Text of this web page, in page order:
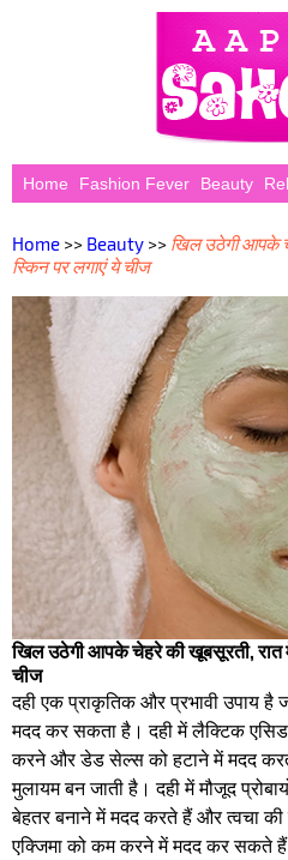
Home Fashion Fever Beauty
Home >> Beauty >> खिल उठेगी आपके
स्किन पर लगाएं ये चीज
खिल उठेगी आपके चेहरे की खूबसूरती, रात
चीज
दही एक प्राकृतिक और प्रभावी उपाय है
मदद कर सकता है। दही में लैक्टिक एसिड
करने और डेड सेल्स को हटाने में मदद
मुलायम बन जाती है। दही में मौजूद
बेहतर बनाने में मदद करते हैं और त्वचा
एक्जिमा को कम करने में मदद कर सकते